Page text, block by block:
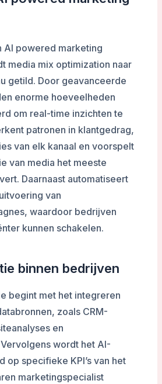
AI powered marketing
media mix optimization naar
getild. Door geavanceerde
enorme hoeveelheden
om real-time inzichten te
patronen in klantgedrag,
van elk kanaal en voorspelt
van media het meeste
Daarnaast automatiseert
van
waardoor bedrijven
kunnen schakelen.
binnen bedrijven
begint met het integreren
zoals CRM-
en
wordt het AI-
op specifieke KPI’s van het
marketingspecialist